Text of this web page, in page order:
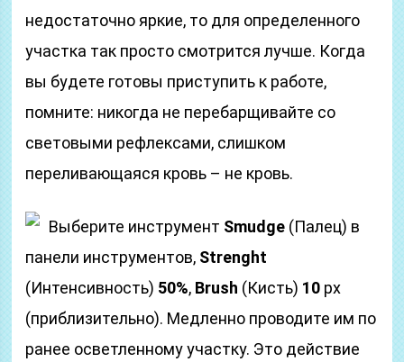
недостаточно яркие, то для определенного
участка так просто смотрится лучше. Когда
вы будете готовы приступить к работе,
помните: никогда не перебарщивайте со
световыми рефлексами, слишком
переливающаяся кровь – не кровь.
Выберите инструмент Smudge (Палец) в
панели инструментов, Strenght
(Интенсивность) 50%, Brush (Кисть) 10 px
(приблизительно). Медленно проводите им по
ранее осветленному участку. Это действие